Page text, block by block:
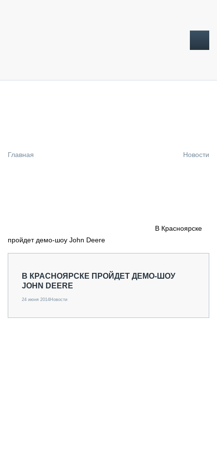
СПЕЦПРОЕКТЫ
О ПРОЕКТЕ
Главная Новости
В Красноярске
пройдет демо-шоу John Deere
В КРАСНОЯРСКЕ ПРОЙДЕТ ДЕМО-ШОУ
JOHN DEERE
24 июня 2014Новости